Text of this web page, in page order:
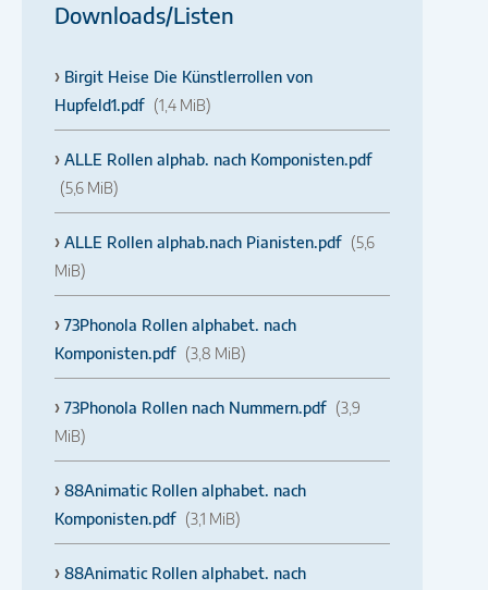
Downloads/Listen
Birgit Heise Die Künstlerrollen von
Hupfeld1.pdf (1,4 MiB)
ALLE Rollen alphab. nach Komponisten.pdf
(5,6 MiB)
ALLE Rollen alphab.nach Pianisten.pdf (5,6
MiB)
73Phonola Rollen alphabet. nach
Komponisten.pdf (3,8 MiB)
73Phonola Rollen nach Nummern.pdf (3,9
MiB)
88Animatic Rollen alphabet. nach
Komponisten.pdf (3,1 MiB)
88Animatic Rollen alphabet. nach